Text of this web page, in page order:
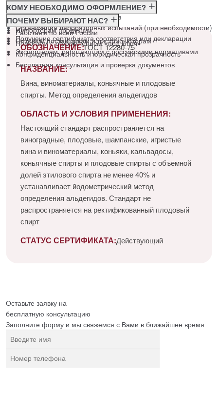
Консультация по требованиям ГОСТ
Подготовка и подача документов
Организация лабораторных испытаний (при необходимости)
Получение сертификата соответствия или декларации
КОМУ НЕОБХОДИМО ОФОРМЛЕНИЕ?
Производителям
Импортёрам продукции
Оптовым поставщикам и дистрибьюторам
Экспортёрам, работающим с российскими нормативами
ПОЧЕМУ ВЫБИРАЮТ НАС?
Работаем по всей России
Помогаем с оформлением «под ключ»
Конфиденциальность и юридическая прозрачность
Бесплатная консультация и проверка документов
ОБОЗНАЧЕНИЕ:ГОСТ 12280-75
НАЗВАНИЕ:
Вина, виноматериалы, коньячные и плодовые
спирты. Метод определения альдегидов
ОБЛАСТЬ И УСЛОВИЯ ПРИМЕНЕНИЯ:
Настоящий стандарт распространяется на
виноградные, плодовые, шампанские, игристые
вина и виноматериалы, коньяки, кальвадосы,
коньячные спирты и плодовые спирты с объемной
долей этилового спирта не менее 40% и
устанавливает йодометрический метод
определения альдегидов. Стандарт не
распространяется на ректификованный плодовый
спирт
СТАТУС СЕРТИФИКАТА:Действующий
Оставьте заявку на
бесплатную консультацию
Заполните форму и мы свяжемся с Вами в ближайшее время